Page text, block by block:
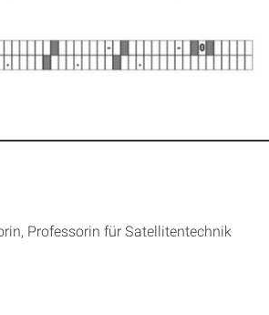
Professorin für Satellitentechnik